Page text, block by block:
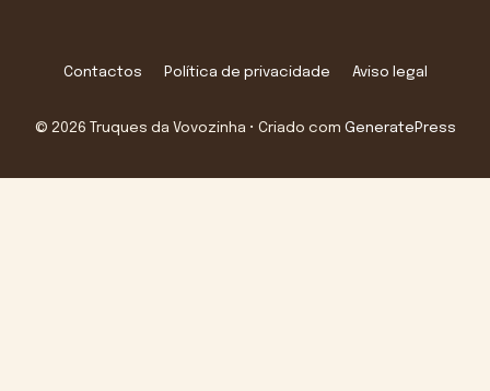
Contactos Política de privacidade Aviso legal
© 2026 Truques da Vovozinha • Criado com GeneratePress